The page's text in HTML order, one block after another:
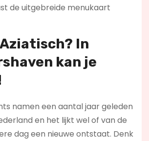
de uitgebreide menukaart
In
kan je
namen een aantal jaar geleden
en het lijkt wel of van de
dag een nieuwe ontstaat. Denk